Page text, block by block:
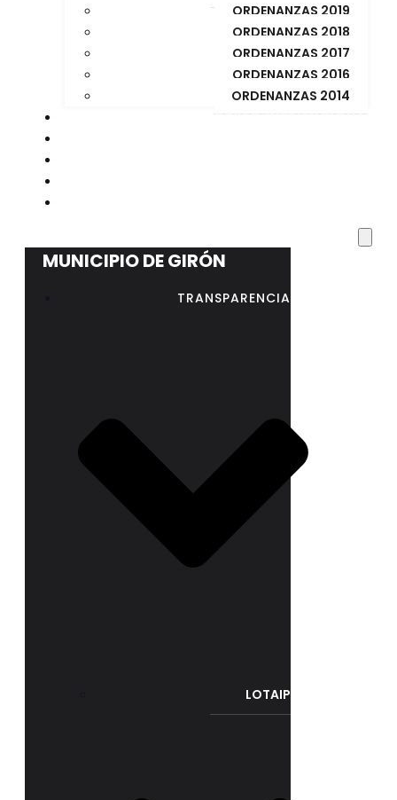
ORDENANZAS 2019
ORDENANZAS 2018
ORDENANZAS 2017
ORDENANZAS 2016
ORDENANZAS 2014
CORREO INSTITUCIONAL
MUNICIPIO DE GIRÓN
TRANSPARENCIA
LOTAIP